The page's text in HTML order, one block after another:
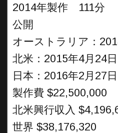
2014年製作 111分
公開
オーストラリア：
北米：2015年4月24日
日本：2016年2月27日
製作費 $22,500,000
北米興行収入
世界 $38,176,320